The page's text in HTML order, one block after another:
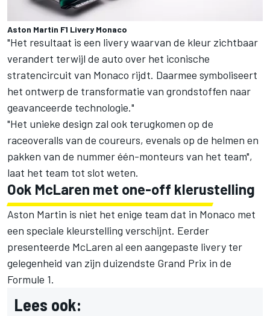
Aston Martin F1 Livery Monaco
"Het resultaat is een livery waarvan de kleur zichtbaar
verandert terwijl de auto over het iconische
stratencircuit van Monaco rijdt. Daarmee symboliseert
het ontwerp de transformatie van grondstoffen naar
geavanceerde technologie."
"Het unieke design zal ook terugkomen op de
raceoveralls van de coureurs, evenals op de helmen en
pakken van de nummer één-monteurs van het team",
laat het team tot slot weten.
Ook McLaren met one-off klerustelling
Aston Martin is niet het enige team dat in Monaco met
een speciale kleurstelling verschijnt. Eerder
presenteerde McLaren al een aangepaste livery ter
gelegenheid van zijn duizendste Grand Prix in de
Formule 1.
Lees ook: